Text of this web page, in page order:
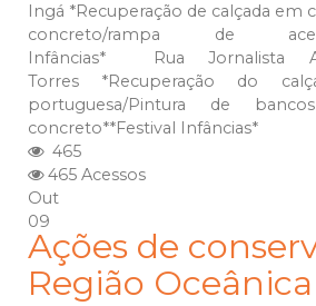
Ingá *Recuperação de calçada em
concreto/rampa de
Infâncias* Rua Jornalista
Torres *Recuperação do
portuguesa/Pintura de
concreto**Festival Infâncias*
465
465 Acessos
Out
09
Ações de
Região Oceânica